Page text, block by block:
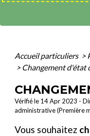
Accueil particuliers >
> Changement d'état
Vérifié le 14 Apr 2023 -
administrative (Première
Vous souhaitez